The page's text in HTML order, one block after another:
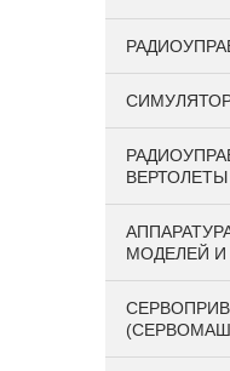
МОДЕЛЕЙ И